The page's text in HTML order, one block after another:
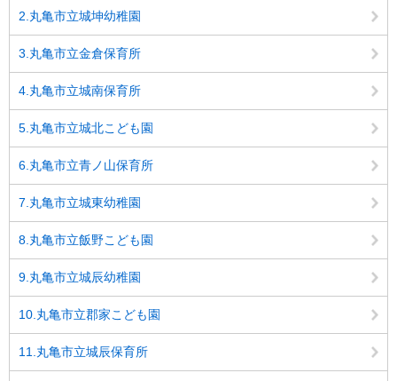
2.丸亀市立城坤幼稚園
3.丸亀市立金倉保育所
4.丸亀市立城南保育所
5.丸亀市立城北こども園
6.丸亀市立青ノ山保育所
7.丸亀市立城東幼稚園
8.丸亀市立飯野こども園
9.丸亀市立城辰幼稚園
10.丸亀市立郡家こども園
11.丸亀市立城辰保育所